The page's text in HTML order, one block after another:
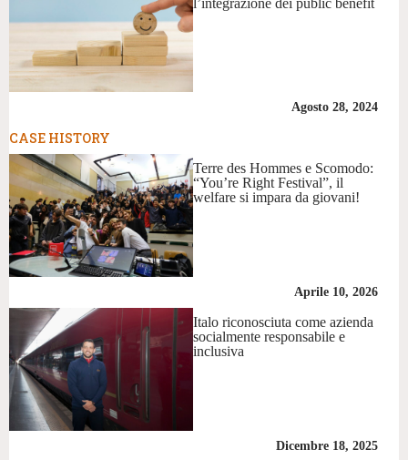
l’integrazione dei public benefit
Agosto 28, 2024
CASE HISTORY
Terre des Hommes e Scomodo:
“You’re Right Festival”, il
welfare si impara da giovani!
Aprile 10, 2026
Italo riconosciuta come azienda
socialmente responsabile e
inclusiva
Dicembre 18, 2025